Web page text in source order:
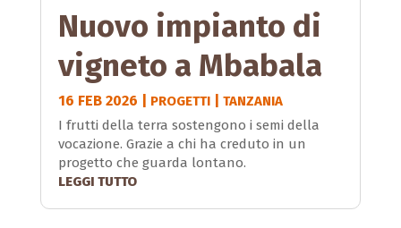
Nuovo impianto di
vigneto a Mbabala
16 FEB 2026 PROGETTI| TANZANIA
I frutti della terra sostengono i semi della
vocazione. Grazie a chi ha creduto in un
progetto che guarda lontano.
LEGGI TUTTO